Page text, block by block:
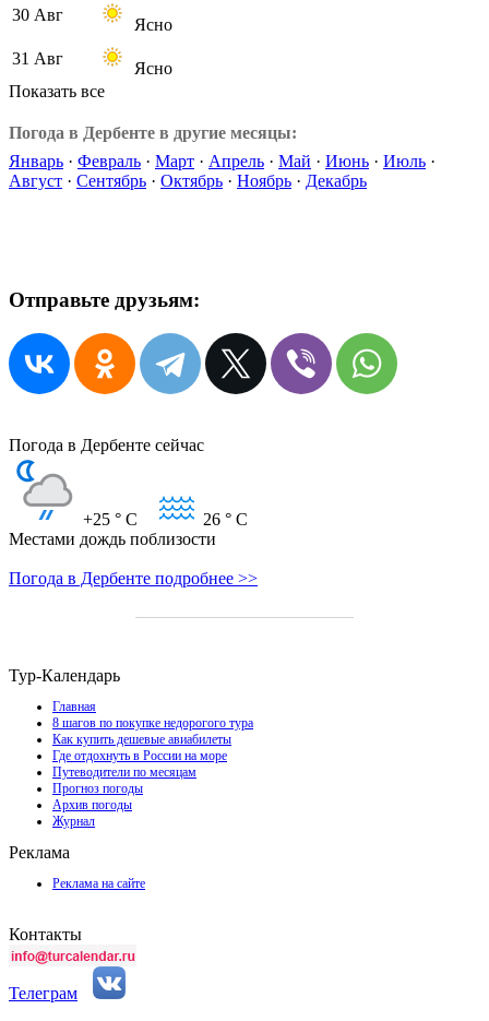
30 Авг
Ясно
31 Авг
Ясно
Показать все
Погода в Дербенте в другие месяцы:
Январь · Февраль · Март · Апрель · Май · Июнь · Июль ·
Август · Сентябрь · Октябрь · Ноябрь · Декабрь
Отправьте друзьям:
Погода в Дербенте сейчас
+25 ° C 26 ° C
Местами дождь поблизости
Погода в Дербенте подробнее >>
Тур-Календарь
Главная
8 шагов по покупке недорогого тура
Как купить дешевые авиабилеты
Где отдохнуть в России на море
Путеводители по месяцам
Прогноз погоды
Архив погоды
Журнал
Реклама
Реклама на сайте
Контакты
Телеграм